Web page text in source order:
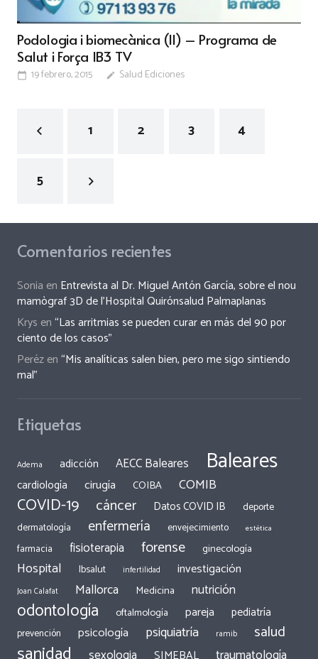
Podologia i biomecànica (II) – Programa de
Salut i Força IB3 TV
calendar_today 19 febrero, 2015 edit Salud Ediciones
1 2 3 4
5
Comentarios recientes
Sonia en Entrevista al Dr. Miguel Antón García, sobre el nou
mamògraf 3D de l’Hospital Quirónsalud Palmaplanas
Krys en“Las arritmias se pueden curar en más del 90 por
ciento de los casos”
Perézen“Mis analíticas salen bien, pero me sigo sintiendo
mal”
Etiquetas
Adema adicción AECC Baleares Baleares
cardiología cirugía COIBA COMIB
COVID-19 cáncer Datos COVID IB
deporte
dermatología
enfermería envejecimiento estética
farmacia fisioterapia forense ginecología
Hospital Ibsalut infertilidad investigación
Joan Calafat Mallorca Medicina nutrición
odontología oftalmología pareja pediatría
prevención psicología psiquiatría ramib salud